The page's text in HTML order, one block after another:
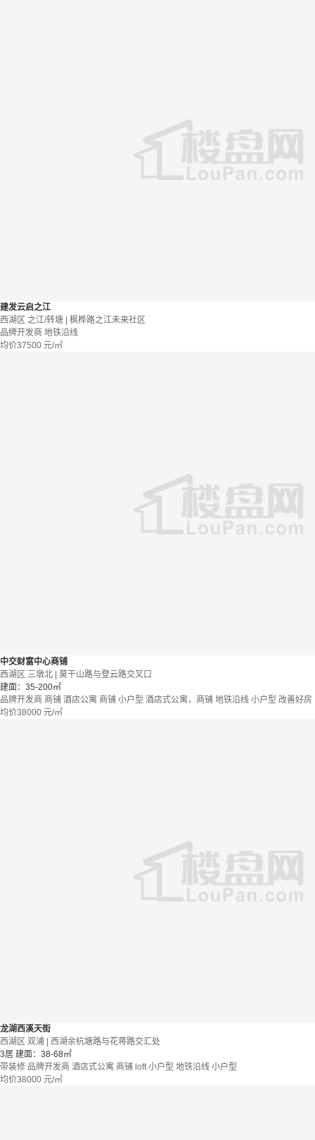
建发云启之江
西湖区 之江/转塘 | 枫桦路之江未来社区
品牌开发商 地铁沿线
均价37500 元/㎡
中交财富中心商铺
西湖区 三墩北 | 莫干山路与登云路交叉口
建面：35-200㎡
品牌开发商 商铺 酒店公寓 商铺 小户型 酒店式公寓，商铺 地铁沿线 小户型 改善好房
均价38000 元/㎡
龙湖西溪天街
西湖区 双浦 | 西湖余杭塘路与花蒋路交汇处
3居 建面：38-68㎡
带装修 品牌开发商 酒店式公寓 商铺 loft 小户型 地铁沿线 小户型
均价38000 元/㎡